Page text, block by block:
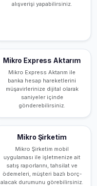
alışverişi yapabilirsiniz.
Mikro Express Aktarım
Mikro Express Aktarım ile
banka hesap hareketlerini
müşavirlerinize dijital olarak
saniyeler içinde
gönderebilirsiniz.
Mikro Şirketim
Mikro Şirketim mobil
uygulaması ile işletmenize ait
satış raporlarını, tahsilat ve
ödemeleri, müşteri bazlı borç-
alacak durumunu görebilirsiniz.